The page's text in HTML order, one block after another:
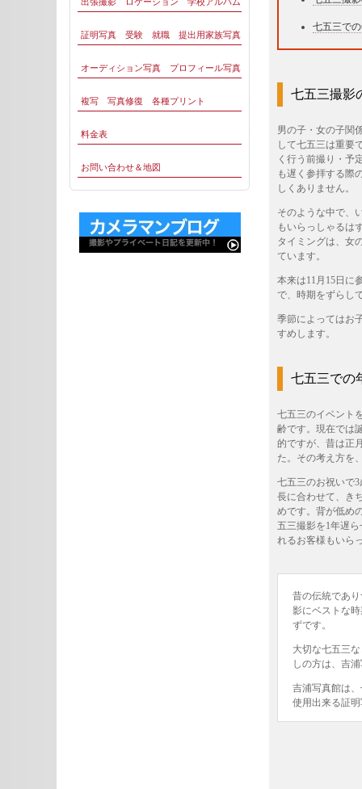
七五三で
七五三撮影
男の子・女の子関
して七五三は重要
く行う前撮り・予
も遅く参拝する際
しくありません。
そのような中で、
もいらっしゃるは
タイミングは、女
ています。
本来は11月15日に
で、時期をずらし
季節によってはお
すめします。
七五三での
七五三のイベント
齢です。現在では
的ですが、昔は正
た。その考え方を
七五三のお祝いで
長に合わせて、き
めです。背が低め
五三撮影を1年遅
れるお客様もいら
昔の伝統であ
影にベストな
ずです。
大切な七五三
しの方は、吉
吉浦写真館は
使用出来る証
証明写真 受験 就職 提出用家族写真
オーディション写真 プロフィール写真
複写 写真修復 各種プリント
料金表
お問い合わせ＆地図